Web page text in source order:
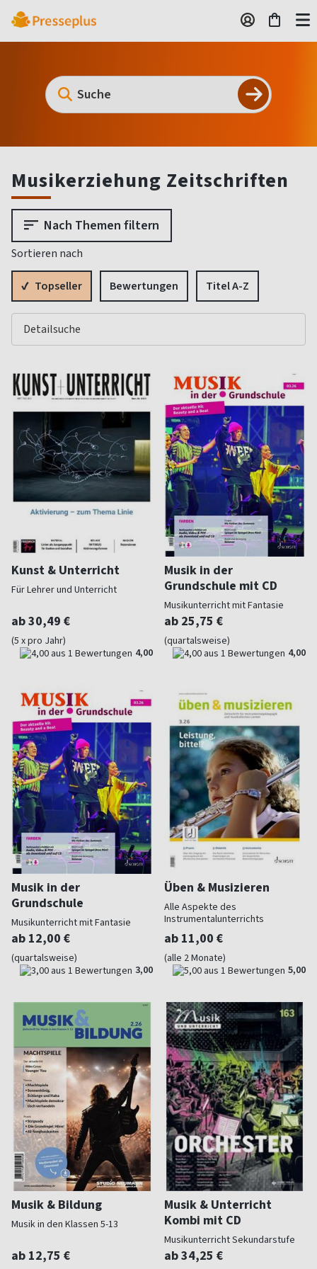
Musikerziehung Zeitschriften
Nach Themen filtern
Sortieren nach
Topseller Bewertungen Titel A-Z
Kunst & Unterricht
Für Lehrer und Unterricht
ab 30,49 €
(5 x pro Jahr)
4,00
Musik in der
Grundschule mit CD
Musikunterricht mit Fantasie
ab 25,75 €
(quartalsweise)
4,00
Musik in der
Grundschule
Musikunterricht mit Fantasie
ab 12,00 €
(quartalsweise)
3,00
Üben & Musizieren
Alle Aspekte des
Instrumentalunterrichts
ab 11,00 €
(alle 2 Monate)
5,00
Musik & Bildung
Musik in den Klassen 5-13
ab 12,75 €
Musik & Unterricht
Kombi mit CD
Musikunterricht Sekundarstufe
ab 34,25 €